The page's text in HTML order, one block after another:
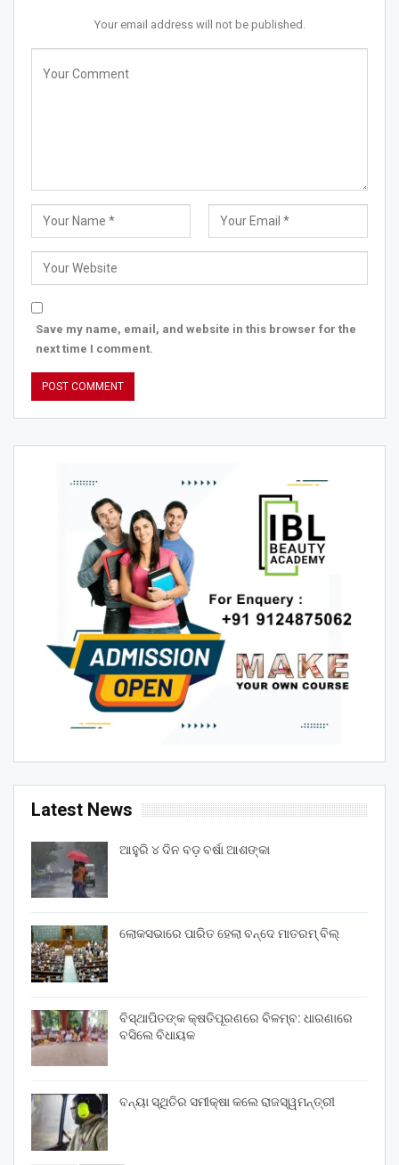
Your email address will not be published.
Save my name, email, and website in this browser for the
next time I comment.
Latest News
ଆହୁରି ୪ ଦିନ ବଡ଼ ବର୍ଷା ଆଶଙ୍କା
ଲୋକସଭାରେ ପାରିତ ହେଲା ବନ୍ଦେ ମାତରମ୍‌ ବିଲ୍‌
ବିସ୍ଥାପିତଙ୍କ କ୍ଷତିପୂରଣରେ ବିଳମ୍ବ: ଧାରଣାରେ
ବସିଲେ ବିଧାୟକ
ବନ୍ୟା ସ୍ଥିତିର ସମୀକ୍ଷା କଲେ ରାଜସ୍ୱମନ୍ତ୍ରୀ